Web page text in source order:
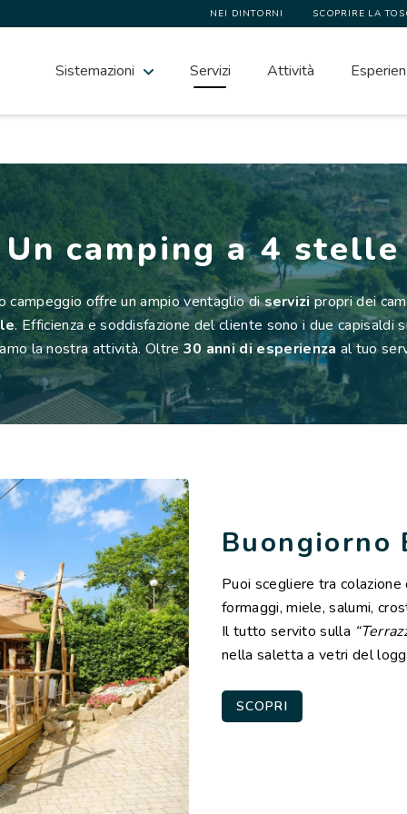
NEI DINTORNI SCOPRIRE LA
Sistemazioni Servizi Attività
Un camping a 4 stelle
campeggio offre un ampio ventaglio diservizipropri dei
. Efficienza e soddisfazione del cliente sono i due capisaldi
la nostra attività. Oltre 30 anni di esperienza al tuo
Buongiorno
Puoi scegliere tra
formaggi, miele, salumi,
Il tutto servito sulla
nella saletta a vetri del
SCOPRI